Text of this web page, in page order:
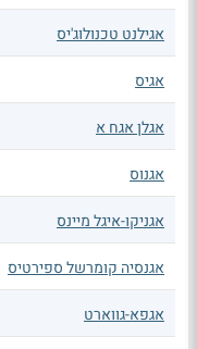
אגילנט טכנולוג'יס
אגיס
אגלן אגח א
אגנוס
אגניקו-איגל מיינס
אגנסיה קומרשל ספירטיס
אגפא-גווארט